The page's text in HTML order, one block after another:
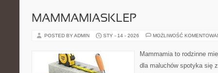
MAMMAMIASKLEP
POSTED BY ADMIN STY - 14 - 2026 MOŻLIWOŚĆ
Mammamia to rodzinne
dla maluchów spotyka się